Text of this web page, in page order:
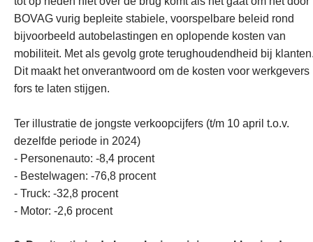
BOVAG vurig bepleite stabiele, voorspelbare beleid rond
bijvoorbeeld autobelastingen en oplopende kosten van
mobiliteit. Met als gevolg grote terughoudendheid bij
Dit maakt het onverantwoord om de kosten voor werkgevers
fors te laten stijgen.
Ter illustratie de jongste verkoopcijfers (t/m 10 april t.o.v.
dezelfde periode in 2024)
- Personenauto: -8,4 procent
- Bestelwagen: -76,8 procent
- Truck: -32,8 procent
- Motor: -2,6 procent